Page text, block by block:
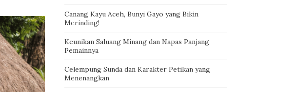
Canang Kayu Aceh, Bunyi Gayo yang Bikin
Merinding!
Keunikan Saluang Minang dan Napas Panjang
Pemainnya
Celempung Sunda dan Karakter Petikan yang
Menenangkan